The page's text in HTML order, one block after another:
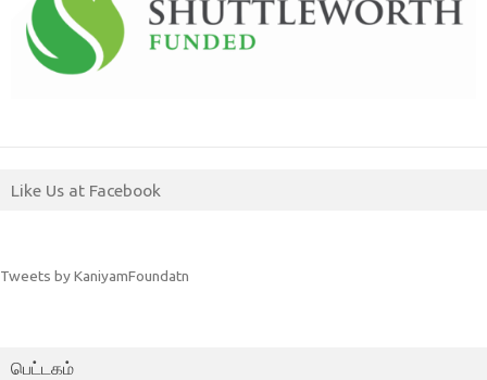
Like Us at Facebook
Tweets by KaniyamFoundatn
பெட்டகம்